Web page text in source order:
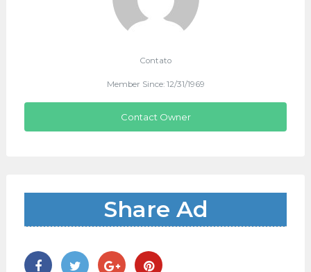
Contato
Member Since: 12/31/1969
Contact Owner
Share Ad